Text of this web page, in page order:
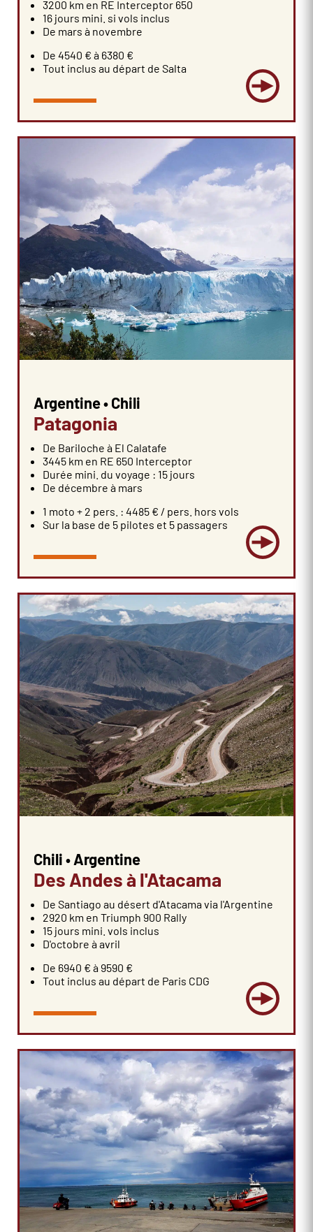
3200 km en RE Interceptor 650
16 jours mini. si vols inclus
De mars à novembre
De 4540 € à 6380 €
Tout inclus au départ de Salta
Argentine • Chili
Patagonia
De Bariloche à El Calatafe
3445 km en RE 650 Interceptor
Durée mini. du voyage : 15 jours
De décembre à mars
1 moto + 2 pers. : 4485 € / pers. hors vols
Sur la base de 5 pilotes et 5 passagers
Chili • Argentine
Des Andes à l'Atacama
De Santiago au désert d'Atacama via l'Argentine
2920 km en Triumph 900 Rally
15 jours mini. vols inclus
D'octobre à avril
De 6940 € à 9590 €
Tout inclus au départ de Paris CDG